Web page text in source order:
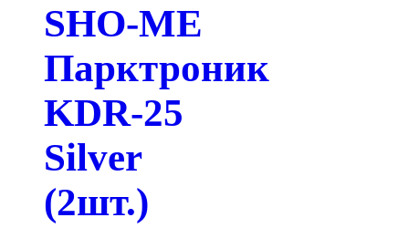
SHO-ME
Парктроник
KDR-25
Silver
(2шт.)